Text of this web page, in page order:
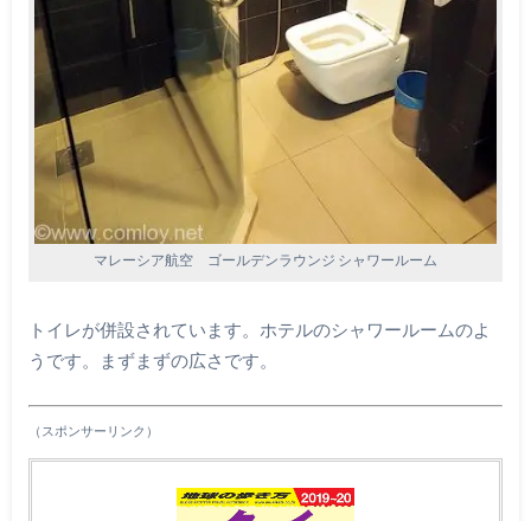
マレーシア航空 ゴールデンラウンジ シャワールーム
トイレが併設されています。ホテルのシャワールームのよ
うです。まずまずの広さです。
（スポンサーリンク）